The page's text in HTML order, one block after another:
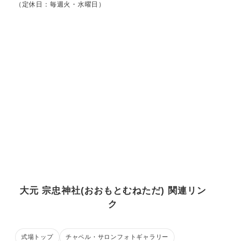
（定休日：毎週火・水曜日）
大元 宗忠神社(おおもとむねただ) 関連リン
ク
式場トップ チャペル・サロンフォトギャラリー